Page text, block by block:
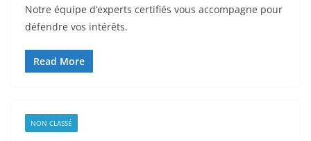
Notre équipe d’experts certifiés vous accompagne pour
défendre vos intérêts.
Read More
NON CLASSÉ